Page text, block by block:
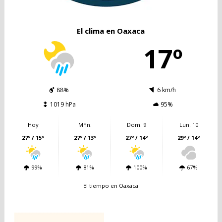
El clima en Oaxaca
17º
88%
6 km/h
1019 hPa
95%
Hoy
27º / 15º
99%
Mñn.
27º / 13º
81%
Dom. 9
27º / 14º
100%
Lun. 10
29º / 14º
67%
El tiempo en Oaxaca